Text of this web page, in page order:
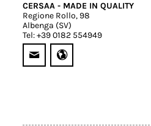
CERSAA - MADE IN QUALITY
Regione Rollo, 98
Albenga (SV)
Tel: +39 0182 554949